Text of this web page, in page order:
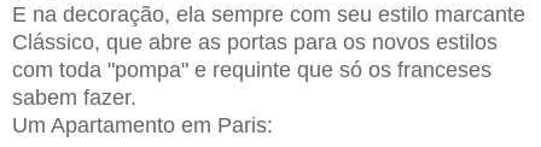
E na decoração, ela sempre com seu estilo marcante
Clássico, que abre as portas para os novos estilos
com toda "pompa" e requinte que só os franceses
sabem fazer.
Um Apartamento em Paris: